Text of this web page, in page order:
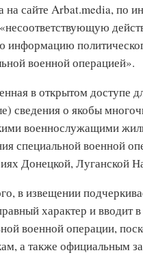
на сайте Arbat.media, по
информацию
военной операцией».
в открытом доступе
сведения о якобы
военнослужащими
специальной военной
Донецкой, Луганской
в извещении
характер и вводит
военной операции,
а также официальным